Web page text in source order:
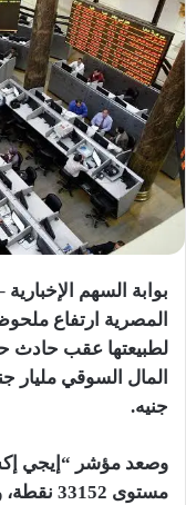
بوابة السهم
المصرية ارتفاع
لطبيعتها عقب حادث
جنيه.